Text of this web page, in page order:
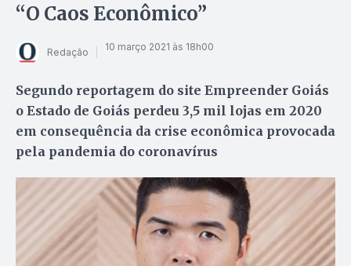
“O Caos Econômico”
Redação 10 março 2021 às 18h00
Segundo reportagem do site Empreender Goiás
o Estado de Goiás perdeu 3,5 mil lojas em 2020
em consequência da crise econômica provocada
pela pandemia do coronavírus